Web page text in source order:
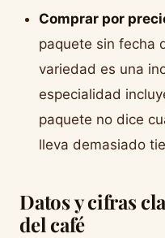
Comprar por
paquete sin fecha
variedad es una
especialidad
paquete no dice
lleva demasiado
Datos y cifras
del café